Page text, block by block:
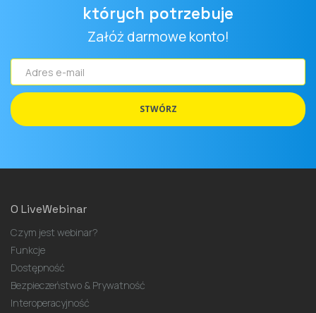
których potrzebuje
Załóż darmowe konto!
Adres
e-
mail
STWÓRZ
O LiveWebinar
Czym jest webinar?
Funkcje
Dostępność
Bezpieczeństwo & Prywatność
Interoperacyjność